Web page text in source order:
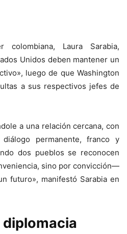
colombiana, Laura Sarabia,
Unidos deben mantener un
luego de que Washington
a sus respectivos jefes de
a una relación cercana, con
permanente, franco y
dos pueblos se reconocen
sino por convicción—
futuro», manifestó Sarabia en
diplomacia